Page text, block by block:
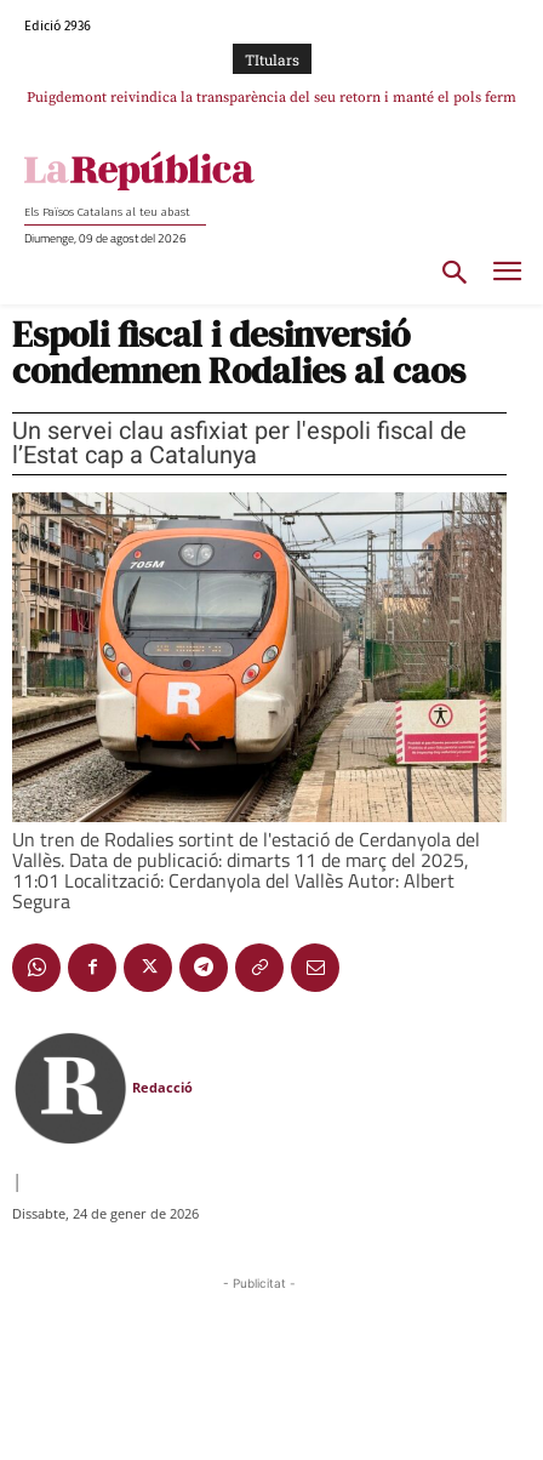
Edició 2936
TItulars
Puigdemont reivindica la transparència del seu retorn i manté el pols ferm
Els Països Catalans al teu abast
Diumenge, 09 de agost del 2026
Espoli fiscal i desinversió
condemnen Rodalies al caos
Un servei clau asfixiat per l'espoli fiscal de
l’Estat cap a Catalunya
Un tren de Rodalies sortint de l'estació de Cerdanyola del
Vallès. Data de publicació: dimarts 11 de març del 2025,
11:01 Localització: Cerdanyola del Vallès Autor: Albert
Segura
Redacció
|
Dissabte, 24 de gener de 2026
- Publicitat -